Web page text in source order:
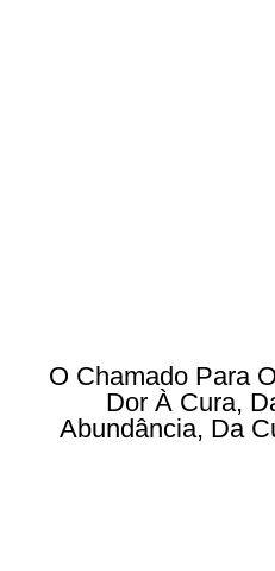
O Chamado Para
Dor À Cura,
Abundância, Da